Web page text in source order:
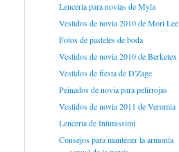
Lenceria para novias de Myla
Vestidos de novia 2010 de Mori Lee
Fotos de pasteles de boda
Vestidos de novia 2010 de Berketex
Vestidos de fiesta de D'Zage
Peinados de novia para pelirrojas
Vestidos de novia 2011 de Veromia
Lenceria de Intimissimi
Consejos para mantener la armonía